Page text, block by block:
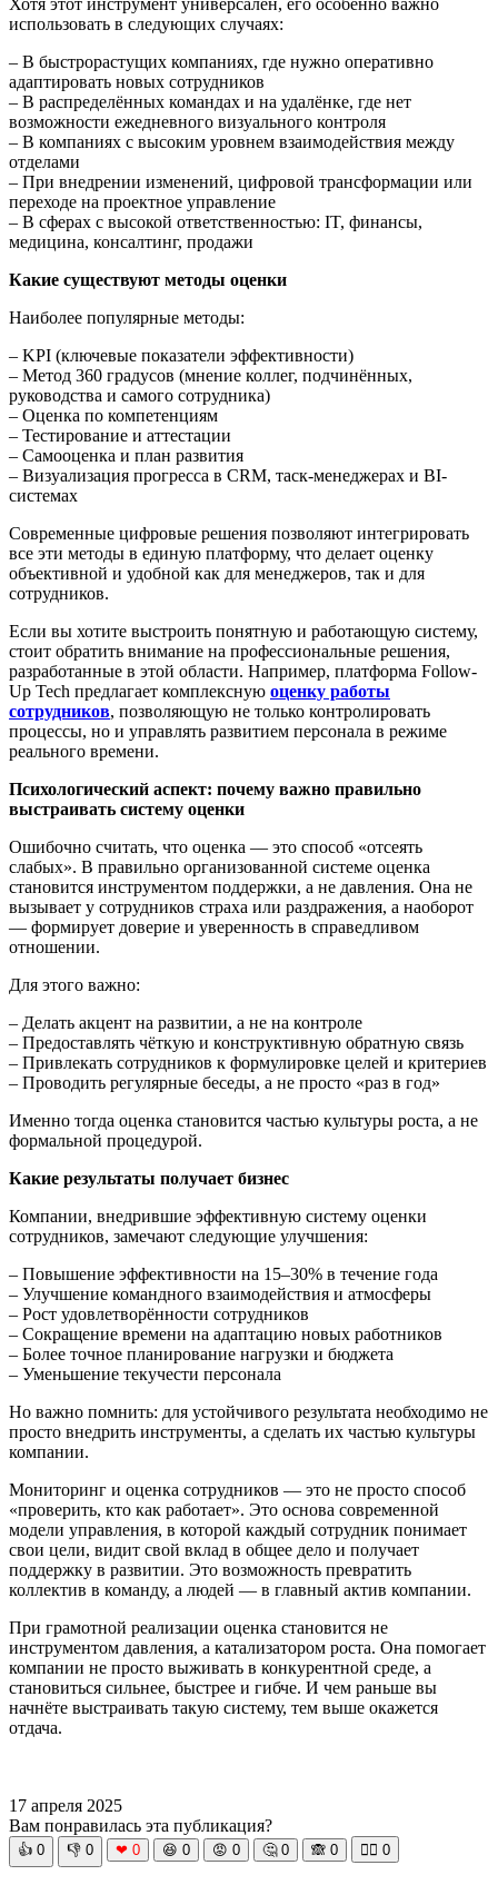
использовать в следующих случаях:
– В быстрорастущих компаниях, где нужно оперативно
адаптировать новых сотрудников
– В распределённых командах и на удалёнке, где нет
возможности ежедневного визуального контроля
– В компаниях с высоким уровнем взаимодействия между
отделами
– При внедрении изменений, цифровой трансформации или
переходе на проектное управление
– В сферах с высокой ответственностью: IT, финансы,
медицина, консалтинг, продажи
Какие существуют методы оценки
Наиболее популярные методы:
– KPI (ключевые показатели эффективности)
– Метод 360 градусов (мнение коллег, подчинённых,
руководства и самого сотрудника)
– Оценка по компетенциям
– Тестирование и аттестации
– Самооценка и план развития
– Визуализация прогресса в CRM, таск-менеджерах и BI-
системах
Современные цифровые решения позволяют интегрировать
все эти методы в единую платформу, что делает оценку
объективной и удобной как для менеджеров, так и для
сотрудников.
Если вы хотите выстроить понятную и работающую систему,
стоит обратить внимание на профессиональные решения,
разработанные в этой области. Например, платформа Follow-
Up Tech предлагает комплексную оценку работы
сотрудников, позволяющую не только контролировать
процессы, но и управлять развитием персонала в режиме
реального времени.
Психологический аспект: почему важно правильно
выстраивать систему оценки
Ошибочно считать, что оценка — это способ «отсеять
слабых». В правильно организованной системе оценка
становится инструментом поддержки, а не давления. Она не
вызывает у сотрудников страха или раздражения, а наоборот
— формирует доверие и уверенность в справедливом
отношении.
Для этого важно:
– Делать акцент на развитии, а не на контроле
– Предоставлять чёткую и конструктивную обратную связь
– Привлекать сотрудников к формулировке целей и критериев
– Проводить регулярные беседы, а не просто «раз в год»
Именно тогда оценка становится частью культуры роста, а не
формальной процедурой.
Какие результаты получает бизнес
Компании, внедрившие эффективную систему оценки
сотрудников, замечают следующие улучшения:
– Повышение эффективности на 15–30% в течение года
– Улучшение командного взаимодействия и атмосферы
– Рост удовлетворённости сотрудников
– Сокращение времени на адаптацию новых работников
– Более точное планирование нагрузки и бюджета
– Уменьшение текучести персонала
Но важно помнить: для устойчивого результата необходимо не
просто внедрить инструменты, а сделать их частью культуры
компании.
Мониторинг и оценка сотрудников — это не просто способ
«проверить, кто как работает». Это основа современной
модели управления, в которой каждый сотрудник понимает
свои цели, видит свой вклад в общее дело и получает
поддержку в развитии. Это возможность превратить
коллектив в команду, а людей — в главный актив компании.
При грамотной реализации оценка становится не
инструментом давления, а катализатором роста. Она помогает
компании не просто выживать в конкурентной среде, а
становиться сильнее, быстрее и гибче. И чем раньше вы
начнёте выстраивать такую систему, тем выше окажется
отдача.
17 апреля 2025
Вам понравилась эта публикация?
👍 0 👎 0 ❤ 0 😆 0 😡 0 🤔 0 🙈 0 🧘‍♀️ 0